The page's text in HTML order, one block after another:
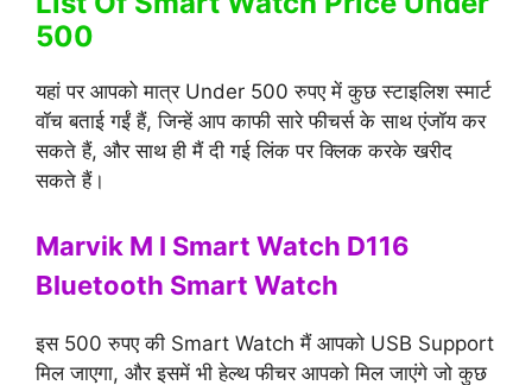
500
यहां पर आपको मात्र Under 500 रुपए में कुछ स्टाइलिश स्मार्ट
वॉच बताई गईं हैं, जिन्हें आप काफी सारे फीचर्स के साथ एंजॉय कर
सकते हैं, और साथ ही मैं दी गई लिंक पर क्लिक करके खरीद
सकते हैं।
Marvik M I Smart Watch D116
Bluetooth Smart Watch
इस 500 रुपए की Smart Watch मैं आपको USB Support
मिल जाएगा, और इसमें भी हेल्थ फीचर आपको मिल जाएंगे जो कुछ